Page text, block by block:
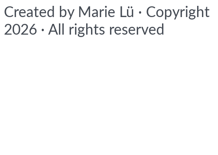
Created by Marie Lü · Copyright
2026 · All rights reserved